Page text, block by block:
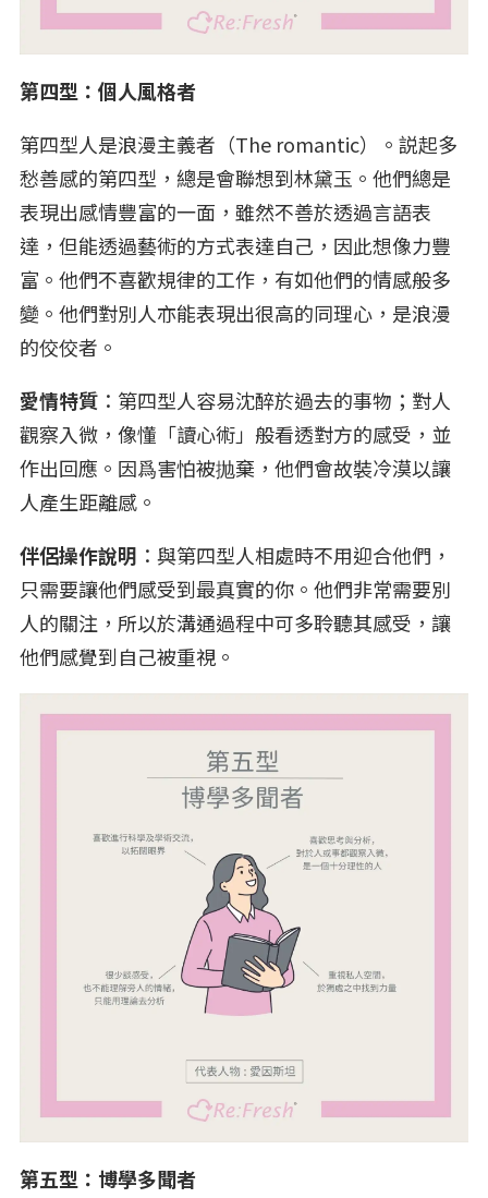
第四型：個人風格者
第四型人是浪漫主義者（The romantic）。説起多
愁善感的第四型，總是會聯想到林黛玉。他們總是
表現出感情豐富的一面，雖然不善於透過言語表
達，但能透過藝術的方式表達自己，因此想像力豐
富。他們不喜歡規律的工作，有如他們的情感般多
變。他們對別人亦能表現出很高的同理心，是浪漫
的佼佼者。
愛情特質 ：第四型人容易沈醉於過去的事物；對人
觀察入微，像懂「讀心術」般看透對方的感受，並
作出回應。因爲害怕被抛棄，他們會故裝冷漠以讓
人產生距離感。
伴侶操作說明 ：與第四型人相處時不用迎合他們，
只需要讓他們感受到最真實的你。他們非常需要別
人的關注，所以於溝通過程中可多聆聽其感受，讓
他們感覺到自己被重視。
第五型：博學多聞者